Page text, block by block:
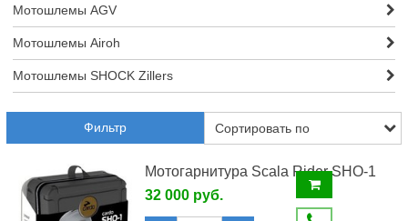
Мотошлемы AGV
Мотошлемы Airoh
Мотошлемы SHOCK Zillers
Фильтр
Мотогарнитура Scala Rider SHO-1
32 000 руб.